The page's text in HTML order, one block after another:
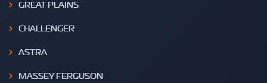
GREAT PLAINS
CHALLENGER
ASTRA
MASSEY FERGUSON